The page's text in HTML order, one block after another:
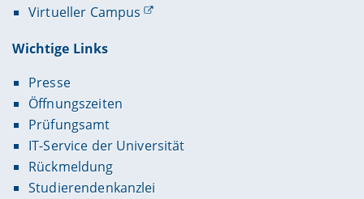
Virtueller Campus
Wichtige Links
Presse
Öffnungszeiten
Prüfungsamt
IT-Service der Universität
Rückmeldung
Studierendenkanzlei